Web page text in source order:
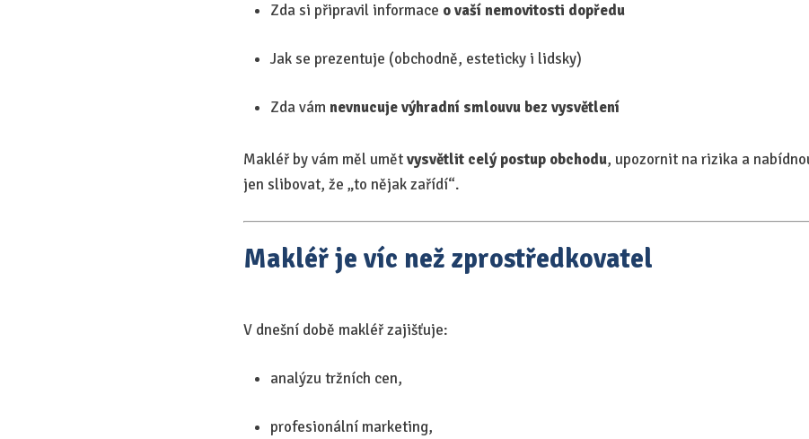
Zda si připravil informace o vaší nemovitosti dopředu
Jak se prezentuje (obchodně, esteticky i lidsky)
Zda vám nevnucuje výhradní smlouvu bez vysvětlení
Makléř by vám měl umětvysvětlit celý postup obchodu, upozornit na rizika a
jen slibovat, že „to nějak zařídí“.
Makléř je víc než zprostředkovatel
V dnešní době makléř zajišťuje:
analýzu tržních cen,
profesionální marketing,